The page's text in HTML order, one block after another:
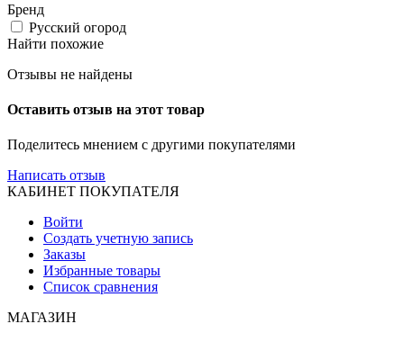
Бренд
Русский огород
Найти похожие
Отзывы не найдены
Оставить отзыв на этот товар
Поделитесь мнением с другими покупателями
Написать отзыв
КАБИНЕТ ПОКУПАТЕЛЯ
Войти
Создать учетную запись
Заказы
Избранные товары
Список сравнения
МАГАЗИН